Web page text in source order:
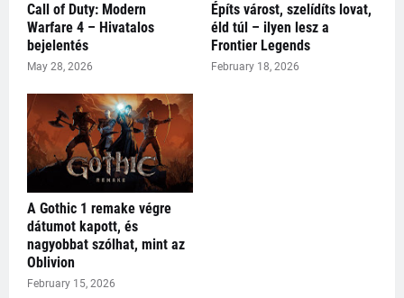
Call of Duty: Modern
Warfare 4 – Hivatalos
bejelentés
May 28, 2026
Építs várost, szelídíts lovat,
éld túl – ilyen lesz a
Frontier Legends
February 18, 2026
A Gothic 1 remake végre
dátumot kapott, és
nagyobbat szólhat, mint az
Oblivion
February 15, 2026